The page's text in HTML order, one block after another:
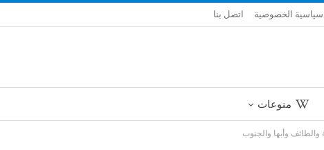
سياسية الخصوصية اتصل بنا
منوعات
وأبها والجنوب